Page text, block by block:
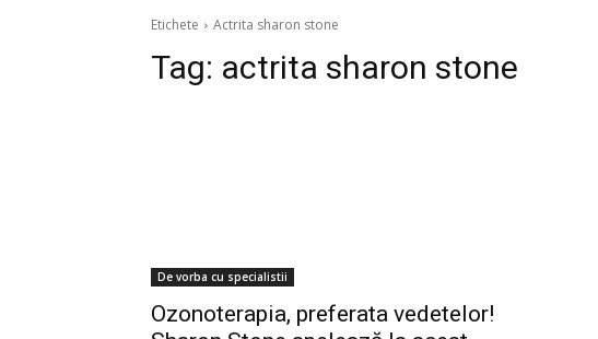
Etichete Actrita sharon stone
Tag: actrita sharon stone
De vorba cu specialistii
Ozonoterapia, preferata vedetelor!